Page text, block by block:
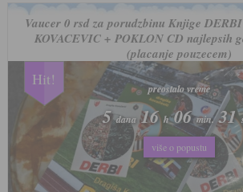
Vaucer 0 rsd za porudzbinu Knjige
KOVACEVIC + POKLON CD najlepsih
(placanje pouzecem)
Hit!
preostalo vreme
5dana 16h 06min. 28
više o popustu
preostalo vreme
5dana 16h 06min. 28
više o popustu